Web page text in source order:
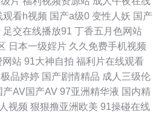
午夜剧场尤物性爱 欧美性爱主站 传煤精
超碰在线国产日韩 日韩国产熟女网站 国产
蕉综合色图 五月开心激情网 波多野洁衣 欧
丝 九九国产精 亚洲国产另类日韩 97视频
观看h视频 国产a级0 变性人妖 国产
足交在线播放91 丁香五月色网站
日本一级婬片 久久免费手机视频
网站 91大神自拍 福利片在线观看
品婷婷 国产剧情精品 成人三级伦
产AV国产AV 97亚洲精华液 国内精
视频 狠狠撸亚洲欧美 91操碰在线